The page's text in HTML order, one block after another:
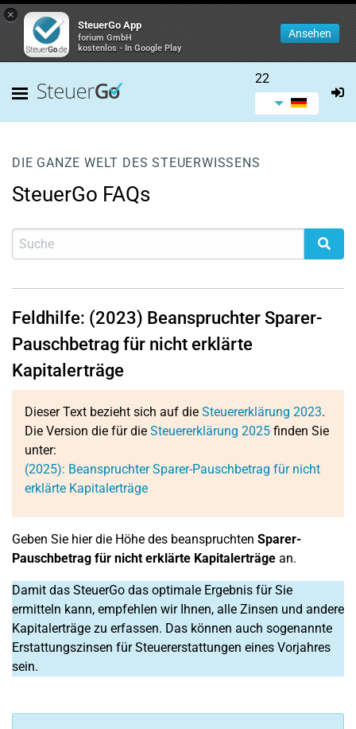
×
SteuerGo App
forium GmbH
kostenlos - In Google Play
Ansehen
22
DIE GANZE WELT DES STEUERWISSENS
SteuerGo FAQs
Feldhilfe: (2023) Beanspruchter Sparer-
Pauschbetrag für nicht erklärte
Kapitalerträge
Dieser Text bezieht sich auf die Steuererklärung 2023.
Die Version die für die Steuererklärung 2025 finden Sie
unter:
(2025): Beanspruchter Sparer-Pauschbetrag für nicht
erklärte Kapitalerträge
Geben Sie hier die Höhe des beanspruchten Sparer-
Pauschbetrag für nicht erklärte Kapitalerträge an.
Damit das SteuerGo das optimale Ergebnis für Sie
ermitteln kann, empfehlen wir Ihnen, alle Zinsen und andere
Kapitalerträge zu erfassen. Das können auch sogenannte
Erstattungszinsen für Steuererstattungen eines Vorjahres
sein.